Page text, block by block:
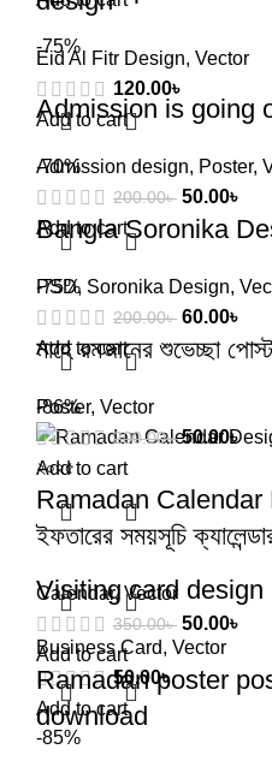
Eid Al Fitr Design, Vector
120.00৳
Add to cart
-75%
Admission is going
Admission design, Poster,
200.00৳ 50.00৳
Add to cart
-70%
Bangla Soronika
PSD, Soronika Design,
200.00৳ 60.00৳
Add to cart
-75%
মাহে রমজানের শুভেচ্ছা
Poster, Vector
200.00৳ 50.00৳
Add to cart
-86%
Ramadan Calendar
ইফতারের সময়সূচি
Calendar, Vector
350.00৳ 50.00৳
Add to cart
Visiting card design
Business Card, Vector
50.00৳
Add to cart
Ramadan poster
download
-85%